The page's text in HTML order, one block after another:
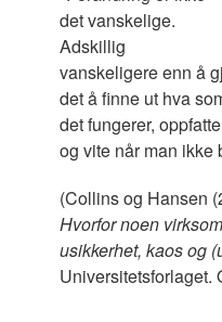
det vanskelige.
Adskillig
vanskeligere enn å
det å finne ut hva
det fungerer,
og vite når man ikke
(Collins og Hansen
Hvorfor noen
usikkerhet, kaos og
Universitetsforlaget.